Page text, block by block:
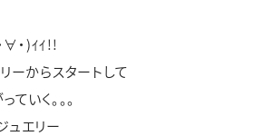
∀・)ｲｲ!!
ーからスタートして
いく。。。
ュエリー